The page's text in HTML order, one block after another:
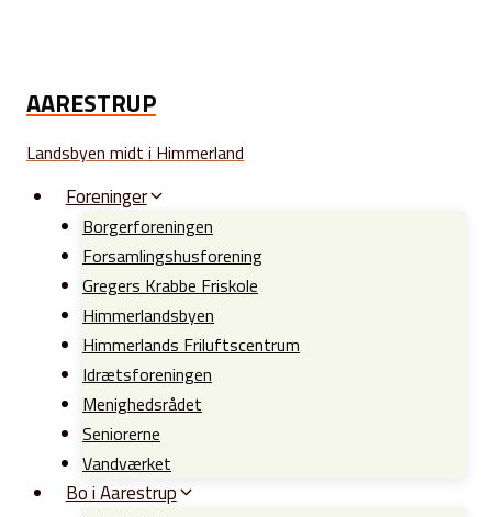
AARESTRUP
Landsbyen midt i Himmerland
Foreninger
Borgerforeningen
Forsamlingshusforening
Gregers Krabbe Friskole
Himmerlandsbyen
Himmerlands Friluftscentrum
Idrætsforeningen
Menighedsrådet
Seniorerne
Vandværket
Bo i Aarestrup